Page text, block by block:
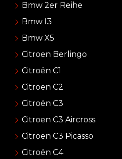
Bmw 2er Reihe
Bmw I3
Bmw X5
Citroen Berlingo
Citroën C1
Citroen C2
Citroën C3
Citroen C3 Aircross
Citroën C3 Picasso
Citroën C4